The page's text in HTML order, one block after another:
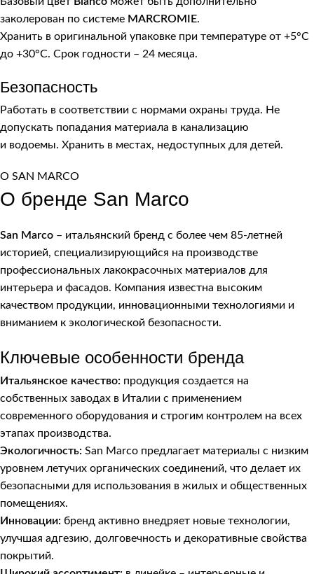
заколерован по системе MARCROMIE.
Хранить в оригинальной упаковке при температуре от +5°C
до +30°C. Срок годности – 24 месяца.
Безопасность
Работать в соответствии с нормами охраны труда. Не
допускать попадания материала в канализацию
и водоемы. Хранить в местах, недоступных для детей.
О SAN MARCO
О бренде San Marco
San Marco – итальянский бренд с более чем 85-летней
историей, специализирующийся на производстве
профессиональных лакокрасочных материалов для
интерьера и фасадов. Компания известна высоким
качеством продукции, инновационными технологиями и
вниманием к экологической безопасности.
Ключевые особенности бренда
Итальянское качество: продукция создается на
собственных заводах в Италии с применением
современного оборудования и строгим контролем на всех
этапах производства.
Экологичность: San Marco предлагает материалы с низким
уровнем летучих органических соединений, что делает их
безопасными для использования в жилых и общественных
помещениях.
Инновации: бренд активно внедряет новые технологии,
улучшая адгезию, долговечность и декоративные свойства
покрытий.